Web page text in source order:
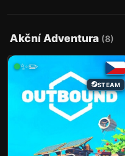
Akční Adventura (8)
✨✏️
STEAM